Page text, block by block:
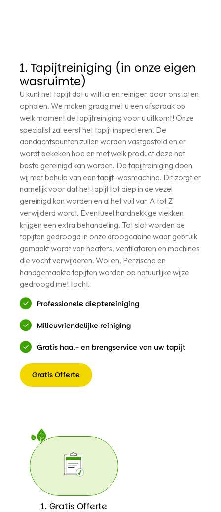
1. Tapijtreiniging (in onze eigen
wasruimte)
U kunt het tapijt dat u wilt laten reinigen door ons laten
ophalen. We maken graag met u een afspraak op
welk moment de tapijtreiniging voor u uitkomt! Onze
specialist zal eerst het tapijt inspecteren. De
aandachtspunten zullen worden vastgesteld en er
wordt bekeken hoe en met welk product deze het
beste gereinigd kan worden. De tapijtreiniging doen
wij met behulp van een tapijt-wasmachine. Dit zorgt er
namelijk voor dat het tapijt tot diep in de vezel
gereinigd kan worden en al het vuil van A tot Z
verwijderd wordt. Eventueel hardnekkige vlekken
krijgen een extra behandeling. Tot slot worden de
tapijten gedroogd in onze droogcabine waar gebruik
gemaakt wordt van heaters, ventilatoren en machines
die vocht verwijderen. Wollen, Perzische en
handgemaakte tapijten worden op natuurlijke wijze
gedroogd met tocht.
Professionele dieptereiniging
Milieuvriendelijke reiniging
Gratis haal- en brengservice van uw tapijt
Gratis Offerte
1. Gratis Offerte